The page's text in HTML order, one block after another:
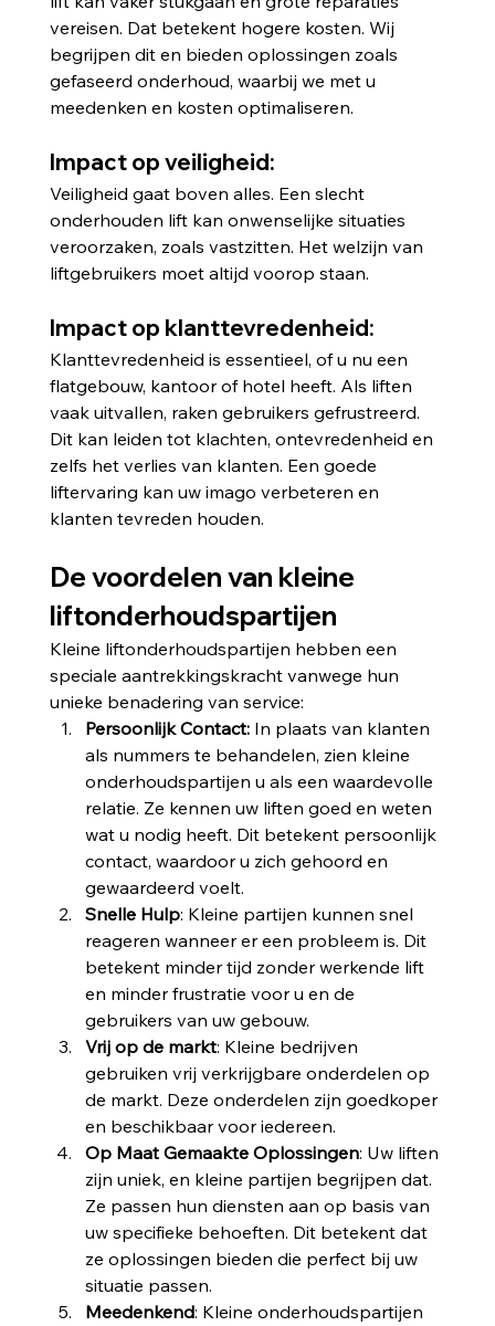
vereisen. Dat betekent hogere kosten. Wij
begrijpen dit en bieden oplossingen zoals
gefaseerd onderhoud, waarbij we met u
meedenken en kosten optimaliseren.
Impact op veiligheid:
Veiligheid gaat boven alles. Een slecht
onderhouden lift kan onwenselijke situaties
veroorzaken, zoals vastzitten. Het welzijn van
liftgebruikers moet altijd voorop staan.
Impact op klanttevredenheid:
Klanttevredenheid is essentieel, of u nu een
flatgebouw, kantoor of hotel heeft. Als liften
vaak uitvallen, raken gebruikers gefrustreerd.
Dit kan leiden tot klachten, ontevredenheid en
zelfs het verlies van klanten. Een goede
liftervaring kan uw imago verbeteren en
klanten tevreden houden.
De voordelen van kleine
liftonderhoudspartijen
Kleine liftonderhoudspartijen hebben een
speciale aantrekkingskracht vanwege hun
unieke benadering van service:
Persoonlijk Contact: In plaats van klanten
als nummers te behandelen, zien kleine
onderhoudspartijen u als een waardevolle
relatie. Ze kennen uw liften goed en weten
wat u nodig heeft. Dit betekent persoonlijk
contact, waardoor u zich gehoord en
gewaardeerd voelt.
Snelle Hulp: Kleine partijen kunnen snel
reageren wanneer er een probleem is. Dit
betekent minder tijd zonder werkende lift
en minder frustratie voor u en de
gebruikers van uw gebouw.
Vrij op de markt: Kleine bedrijven
gebruiken vrij verkrijgbare onderdelen op
de markt. Deze onderdelen zijn goedkoper
en beschikbaar voor iedereen.
Op Maat Gemaakte Oplossingen: Uw liften
zijn uniek, en kleine partijen begrijpen dat.
Ze passen hun diensten aan op basis van
uw specifieke behoeften. Dit betekent dat
ze oplossingen bieden die perfect bij uw
situatie passen.
Meedenkend: Kleine onderhoudspartijen